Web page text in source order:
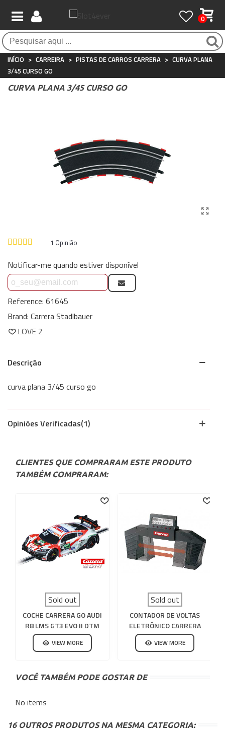
0
Atendimento ao Cliente
Whatsapp+34 697 854 500
Frete grátis / 24 horas
Para compras acima de €90
Pagamento 100% seguro
Compras seguras com SSL o tempo todo
INÍCIO > CARREIRA > PISTAS DE CARROS CARRERA > CURVA PLANA
3/45 CURSO GO
CURVA PLANA 3/45 CURSO GO
1 Opinião
Notificar-me quando estiver disponível
Reference: 61645
Brand: Carrera Stadlbauer
LOVE 2
Descrição
curva plana 3/45 curso go
Opiniões Verificadas(1)
CLIENTES QUE COMPRARAM ESTE PRODUTO
TAMBÉM COMPRARAM:
Sold out
COCHE CARRERA GO AUDI
R8 LMS GT3 EVO II DTM
RENE RAST N 33
VIEW MORE
Sold out
CONTADOR DE VOLTAS
ELETRÔNICO CARRERA
EVOLUTION-GO
VIEW MORE
VOCÊ TAMBÉM PODE GOSTAR DE
No items
16 OUTROS PRODUTOS NA MESMA CATEGORIA: